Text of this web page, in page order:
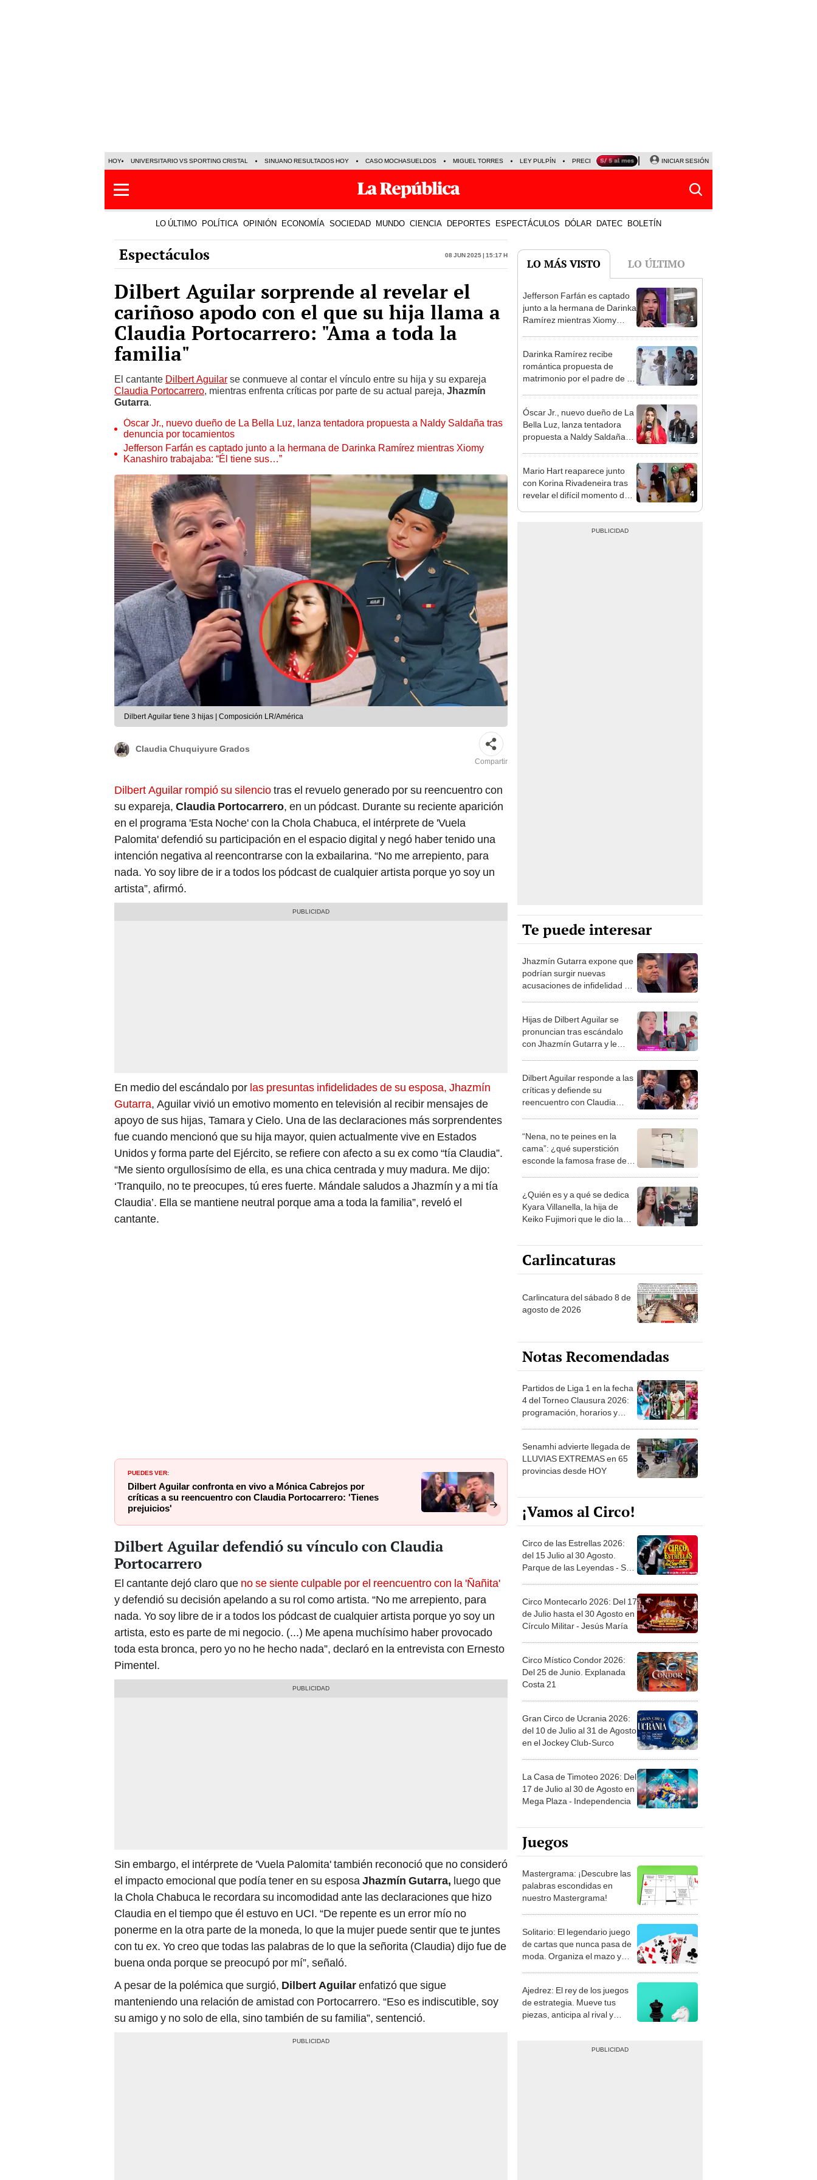
HOY UNIVERSITARIO VS SPORTING CRISTAL SINUANO RESULTADOS HOY CASO MOCHASUELDOS MIGUEL TORRES LEY PULPÍN PRECIO DEL DÓLAR CORTE DE LUZ VIERNES 7 DE AGOSTO
INICIAR SESIÓN
LO ÚLTIMO POLÍTICA OPINIÓN ECONOMÍA SOCIEDAD MUNDO CIENCIA DEPORTES ESPECTÁCULOS DÓLAR DATEC BOLETÍN
Espectáculos 08 Jun 2025 | 15:17 h
Dilbert Aguilar sorprende al revelar el
cariñoso apodo con el que su hija llama a
Claudia Portocarrero: "Ama a toda la
familia"
El cantante Dilbert Aguilar se conmueve al contar el vínculo entre su hija y su expareja
Claudia Portocarrero, mientras enfrenta críticas por parte de su actual pareja, Jhazmín
Gutarra.
Óscar Jr., nuevo dueño de La Bella Luz, lanza tentadora propuesta a Naldy Saldaña tras
denuncia por tocamientos
Jefferson Farfán es captado junto a la hermana de Darinka Ramírez mientras Xiomy
Kanashiro trabajaba: “Él tiene sus…”
Dilbert Aguilar tiene 3 hijas | Composición LR/América
Claudia Chuquiyure Grados
Compartir
Dilbert Aguilar rompió su silenciotras el revuelo generado por su reencuentro con
su expareja, Claudia Portocarrero, en un pódcast. Durante su reciente aparición
en el programa 'Esta Noche' con la Chola Chabuca, el intérprete de 'Vuela
Palomita' defendió su participación en el espacio digital y negó haber tenido una
intención negativa al reencontrarse con la exbailarina. “No me arrepiento, para
nada. Yo soy libre de ir a todos los pódcast de cualquier artista porque yo soy un
artista”, afirmó.
En medio del escándalo por las presuntas infidelidades de su esposa, Jhazmín
Gutarra, Aguilar vivió un emotivo momento en televisión al recibir mensajes de
apoyo de sus hijas, Tamara y Cielo. Una de las declaraciones más sorprendentes
fue cuando mencionó que su hija mayor, quien actualmente vive en Estados
Unidos y forma parte del Ejército, se refiere con afecto a su ex como “tía Claudia”.
“Me siento orgullosísimo de ella, es una chica centrada y muy madura. Me dijo:
‘Tranquilo, no te preocupes, tú eres fuerte. Mándale saludos a Jhazmín y a mi tía
Claudia’. Ella se mantiene neutral porque ama a toda la familia”, reveló el
cantante.
PUEDES VER:
Dilbert Aguilar confronta en vivo a Mónica Cabrejos por
críticas a su reencuentro con Claudia Portocarrero: 'Tienes
prejuicios'
Dilbert Aguilar defendió su vínculo con Claudia
Portocarrero
El cantante dejó claro que no se siente culpable por el reencuentro con la 'Ñañita'
y defendió su decisión apelando a su rol como artista. “No me arrepiento, para
nada. Yo soy libre de ir a todos los pódcast de cualquier artista porque yo soy un
artista, esto es parte de mi negocio. (...) Me apena muchísimo haber provocado
toda esta bronca, pero yo no he hecho nada”, declaró en la entrevista con Ernesto
Pimentel.
Sin embargo, el intérprete de 'Vuela Palomita' también reconoció que no consideró
el impacto emocional que podía tener en su esposa Jhazmín Gutarra, luego que
la Chola Chabuca le recordara su incomodidad ante las declaraciones que hizo
Claudia en el tiempo que él estuvo en UCI. “De repente es un error mío no
ponerme en la otra parte de la moneda, lo que la mujer puede sentir que te juntes
con tu ex. Yo creo que todas las palabras de lo que la señorita (Claudia) dijo fue de
buena onda porque se preocupó por mí”, señaló.
A pesar de la polémica que surgió, Dilbert Aguilarenfatizó que sigue
manteniendo una relación de amistad con Portocarrero. “Eso es indiscutible, soy
su amigo y no solo de ella, sino también de su familia”, sentenció.
LO MÁS VISTO LO ÚLTIMO
1
Jefferson Farfán es captado
junto a la hermana de Darinka
Ramírez mientras Xiomy
2
Darinka Ramírez recibe
romántica propuesta de
matrimonio por el padre de su
3
Óscar Jr., nuevo dueño de La
Bella Luz, lanza tentadora
propuesta a Naldy Saldaña
tipo de ley”
4
Mario Hart reaparece junto
con Korina Rivadeneira tras
revelar el difícil momento de
Te puede interesar
Jhazmín Gutarra expone que
podrían surgir nuevas
acusaciones de infidelidad a
Hijas de Dilbert Aguilar se
pronuncian tras escándalo
con Jhazmín Gutarra y le
Dilbert Aguilar responde a las
críticas y defiende su
reencuentro con Claudia
“Nena, no te peines en la
cama”: ¿qué superstición
esconde la famosa frase de
¿Quién es y a qué se dedica
Kyara Villanella, la hija de
Keiko Fujimori que le dio la
Carlincaturas
Carlincatura del sábado 8 de
agosto de 2026
Notas Recomendadas
Partidos de Liga 1 en la fecha
4 del Torneo Clausura 2026:
programación, horarios y
Senamhi advierte llegada de
LLUVIAS EXTREMAS en 65
provincias desde HOY
¡Vamos al Circo!
Circo de las Estrellas 2026:
del 15 Julio al 30 Agosto.
Parque de las Leyendas - San
Circo Montecarlo 2026: Del 17
de Julio hasta el 30 Agosto en
Círculo Militar - Jesús María
Circo Místico Condor 2026:
Del 25 de Junio. Explanada
Costa 21
Gran Circo de Ucrania 2026:
del 10 de Julio al 31 de Agosto
en el Jockey Club-Surco
La Casa de Timoteo 2026: Del
17 de Julio al 30 de Agosto en
Mega Plaza - Independencia
Juegos
Mastergrama: ¡Descubre las
palabras escondidas en
nuestro Mastergrama!
Solitario: El legendario juego
de cartas que nunca pasa de
moda. Organiza el mazo y
Ajedrez: El rey de los juegos
de estrategia. Mueve tus
piezas, anticipa al rival y